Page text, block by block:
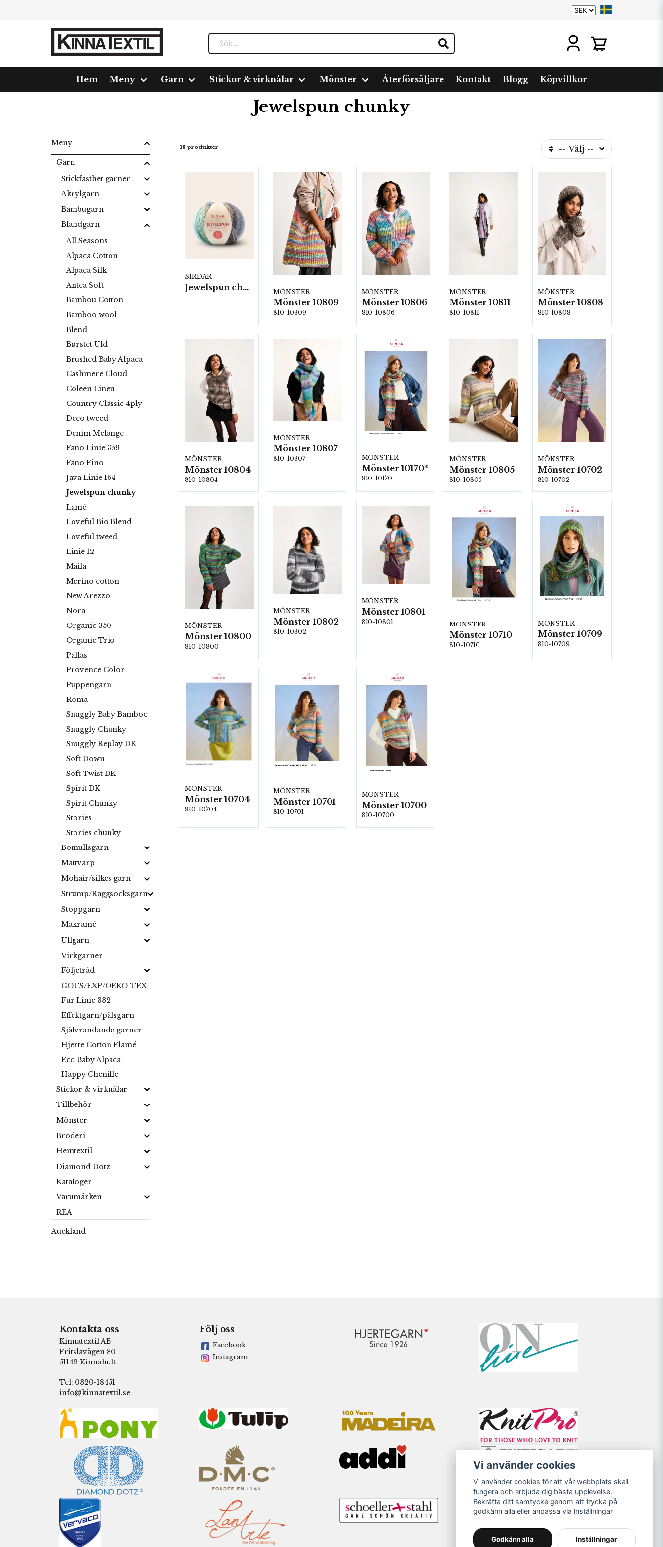
Hem Meny Garn Stickor & virknålar Mönster Återförsäljare Kontakt Blogg Köpvillkor
Meny Garn Blandgarn Jewelspun chunky
Jewelspun chunky
Meny
Garn
Stickfasthet garner
Akrylgarn
Bambugarn
Blandgarn
All Seasons
Alpaca Cotton
Alpaca Silk
Antea Soft
Bambou Cotton
Bamboo wool
Blend
Børstet Uld
Brushed Baby Alpaca
Cashmere Cloud
Coleen Linen
Country Classic 4ply
Deco tweed
Denim Melange
Fano Linie 359
Fano Fino
Java Linie 164
Jewelspun chunky
Lamé
Loveful Bio Blend
Loveful tweed
Linie 12
Maila
Merino cotton
New Arezzo
Nora
Organic 350
Organic Trio
Pallas
Provence Color
Puppengarn
Roma
Snuggly Baby Bamboo
Snuggly Chunky
Snuggly Replay DK
Soft Down
Soft Twist DK
Spirit DK
Spirit Chunky
Stories
Stories chunky
Bomullsgarn
Mattvarp
Mohair/silkes garn
Strump/Raggsocksgarn
Stoppgarn
Makramé
Ullgarn
Virkgarner
Följetråd
GOTS/EXP/OEKO-TEX
Fur Linie 332
Effektgarn/pälsgarn
Självrandande garner
Hjerte Cotton Flamé
Eco Baby Alpaca
Happy Chenille
Stickor & virknålar
Tillbehör
Mönster
Broderi
Hemtextil
Diamond Dotz
Kataloger
Varumärken
REA
Auckland
18 produkter -- Välj --
SIRDAR
Jewelspun chunky with wool, 4 nystan á 200g/fp MÖNSTER
Mönster 10809
810-10809
MÖNSTER
Mönster 10806
810-10806
MÖNSTER
Mönster 10811
810-10811
MÖNSTER
Mönster 10808
810-10808
MÖNSTER
Mönster 10804
810-10804
MÖNSTER
Mönster 10807
810-10807 MÖNSTER
Mönster 10170*
810-10170
MÖNSTER
Mönster 10805
810-10805
MÖNSTER
Mönster 10702
810-10702
MÖNSTER
Mönster 10800
810-10800
MÖNSTER
Mönster 10802
810-10802
MÖNSTER
Mönster 10801
810-10801 MÖNSTER
Mönster 10710
810-10710
MÖNSTER
Mönster 10709
810-10709
MÖNSTER
Mönster 10704
810-10704
MÖNSTER
Mönster 10701
810-10701
MÖNSTER
Mönster 10700
810-10700
Kontakta oss
Kinnatextil AB
Fritslavägen 80
51142 Kinnahult
Tel: 0320-18451
info@kinnatextil.se
Följ oss
Facebook
Instagram
Vi använder cookies
Vi använder cookies för att vår webbplats skall
fungera och erbjuda dig bästa upplevelse.
Bekräfta ditt samtycke genom att trycka på
godkänn alla eller anpassa via inställningar
Godkänn alla Inställningar